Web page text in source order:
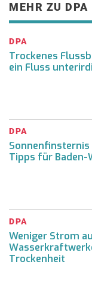
MEHR ZU DPA
DPA
Trockenes
ein Fluss
DPA
Sonnenfinsternis
Tipps für
DPA
Weniger Strom
Trockenheit